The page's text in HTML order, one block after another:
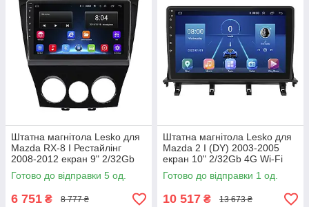
Штатна магнітола Lesko для
Mazda RX-8 I Рестайлінг
2008-2012 екран 9" 2/32Gb
Wi-Fi GPS Base 5 шт.
Готово до відправки 5 од.
6 751 ₴ 8 777 ₴
Штатна магнітола Lesko для
Mazda 2 I (DY) 2003-2005
екран 10" 2/32Gb 4G Wi-Fi
GPS Top 1 шт.
Готово до відправки 1 од.
10 517 ₴ 13 673 ₴